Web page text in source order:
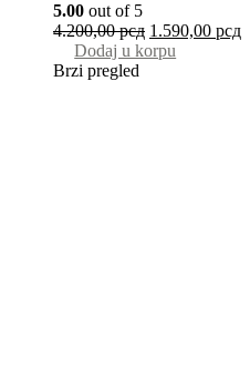
5.00 out of 5
4.200,00рсд 1.590,00 рсд
Dodaj u korpu
Brzi pregled